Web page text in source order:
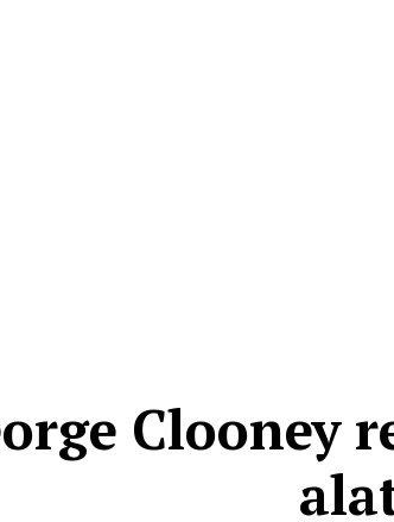
Clooney